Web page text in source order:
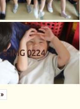
s-IMG 0224
»